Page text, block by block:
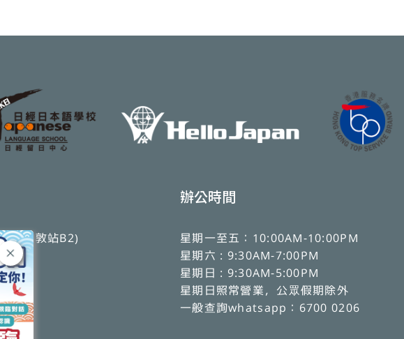
(佐敦站B2)
辦公時間
星期一至五：10:00AM-10:00PM
星期六 : 9:30AM-7:00PM
星期日 : 9:30AM-5:00PM
星期日照常營業，公眾假期除外
一般查詢whatsapp：6700 0206